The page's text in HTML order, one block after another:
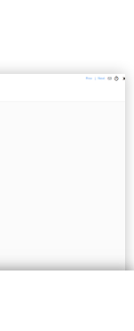
sledeće